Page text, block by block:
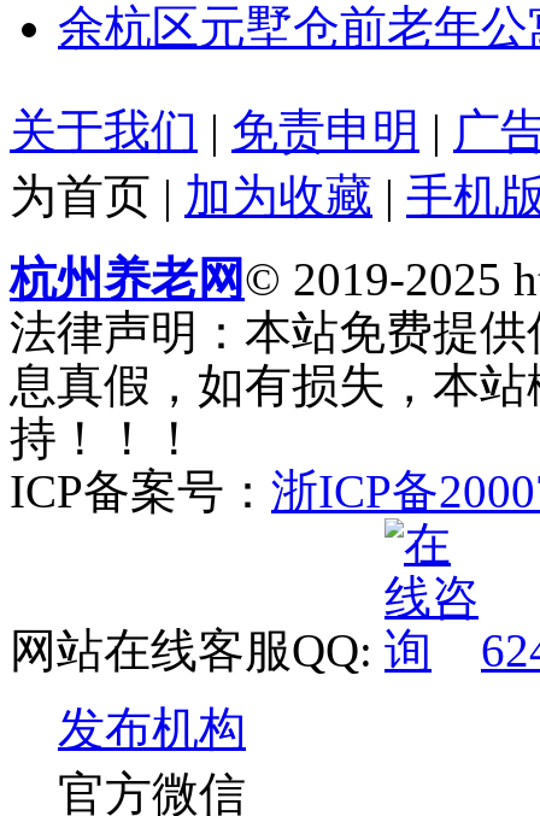
余杭区元墅仓前老年公
关于我们 | 免责申明 | 广
为首页 | 加为收藏 | 手机
杭州养老网© 2019-2025
法律声明：本站免费提
息真假，如有损失，本
持！！！
ICP备案号： 浙ICP备
网站在线客服QQ:
发布机构
官方微信